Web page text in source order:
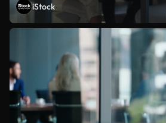
iStock